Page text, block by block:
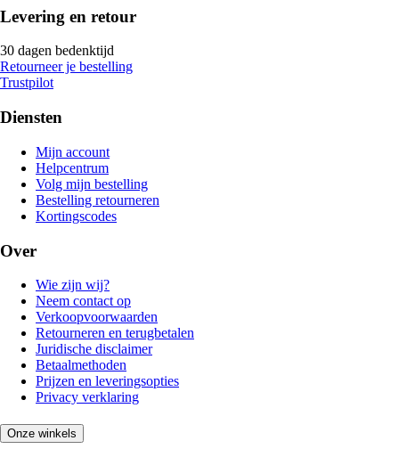
Levering en retour
30 dagen bedenktijd
Retourneer je bestelling
Trustpilot
Diensten
Mijn account
Helpcentrum
Volg mijn bestelling
Bestelling retourneren
Kortingscodes
Over
Wie zijn wij?
Neem contact op
Verkoopvoorwaarden
Retourneren en terugbetalen
Juridische disclaimer
Betaalmethoden
Prijzen en leveringsopties
Privacy verklaring
Onze winkels